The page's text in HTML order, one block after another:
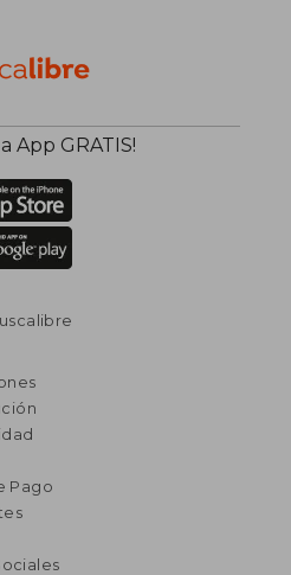
App GRATIS!
Pago